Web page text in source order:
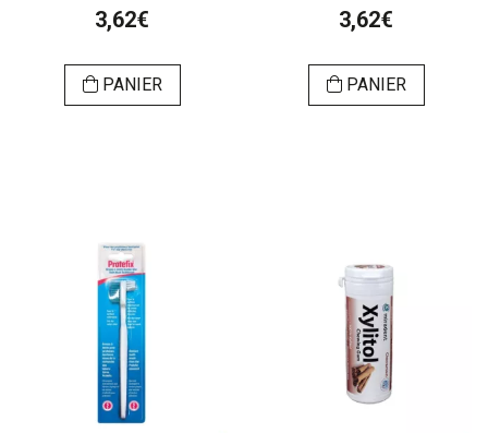
3,62€
PANIER
3,62€
PANIER